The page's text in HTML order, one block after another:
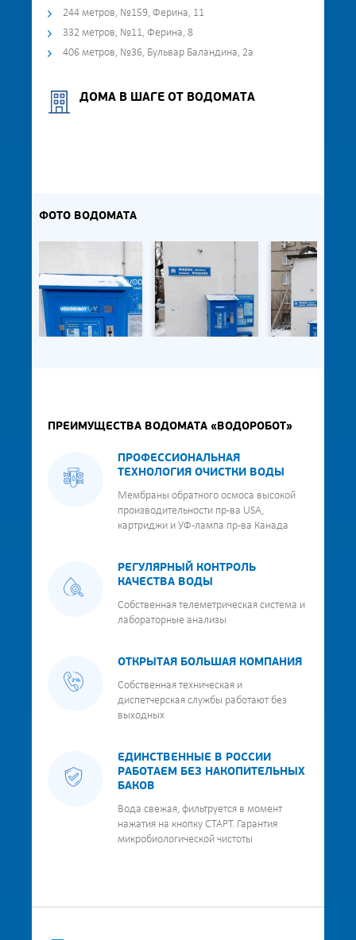
244 метров, №159, Ферина, 11
332 метров, №11, Ферина, 8
406 метров, №36, Бульвар Баландина, 2а
ДОМА В ШАГЕ ОТ ВОДОМАТА
ФОТО ВОДОМАТА
ПРЕИМУЩЕСТВА ВОДОМАТА «ВОДОРОБОТ»
ПРОФЕССИОНАЛЬНАЯ
ТЕХНОЛОГИЯ ОЧИСТКИ ВОДЫ
Мембраны обратного осмоса высокой
производительности пр-ва USA,
картриджи и УФ-лампа пр-ва Канада
РЕГУЛЯРНЫЙ КОНТРОЛЬ
КАЧЕСТВА ВОДЫ
Собственная телеметрическая система и
лабораторные анализы
ОТКРЫТАЯ БОЛЬШАЯ КОМПАНИЯ
Собственная техническая и
диспетчерская службы работают без
выходных
ЕДИНСТВЕННЫЕ В РОССИИ
РАБОТАЕМ БЕЗ НАКОПИТЕЛЬНЫХ
БАКОВ
Вода свежая, фильтруется в момент
нажатия на кнопку СТАРТ. Гарантия
микробиологической чистоты